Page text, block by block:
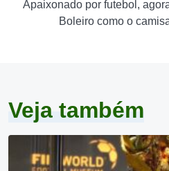
Apaixonado por futebol,
Boleiro como o
Veja também